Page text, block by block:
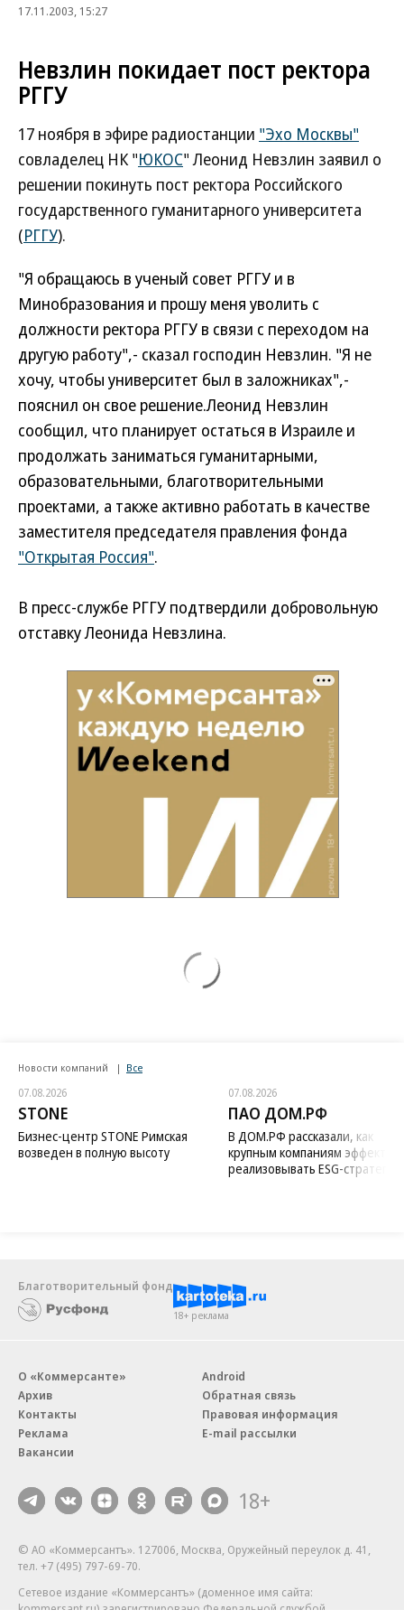
17.11.2003, 15:27
Невзлин покидает пост ректора
РГГУ
17 ноября в эфире радиостанции "Эхо Москвы"
совладелец НК "ЮКОС" Леонид Невзлин заявил о
решении покинуть пост ректора Российского
государственного гуманитарного университета
(РГГУ).
"Я обращаюсь в ученый совет РГГУ и в
Минобразования и прошу меня уволить с
должности ректора РГГУ в связи с переходом на
другую работу",- сказал господин Невзлин. "Я не
хочу, чтобы университет был в заложниках",-
пояснил он свое решение.Леонид Невзлин
сообщил, что планирует остаться в Израиле и
продолжать заниматься гуманитарными,
образовательными, благотворительными
проектами, а также активно работать в качестве
заместителя председателя правления фонда
"Открытая Россия".
В пресс-службе РГГУ подтвердили добровольную
отставку Леонида Невзлина.
Новости компаний Все
07.08.2026
STONE
Бизнес-центр STONE Римская
возведен в полную высоту
07.08.2026
ПАО ДОМ.РФ
В ДОМ.РФ рассказали, как
крупным компаниям
реализовывать ESG-стратегию
Благотворительный фонд
18+ реклама
О «Коммерсанте»
Архив
Контакты
Реклама
Вакансии
Android
Обратная связь
Правовая информация
E-mail рассылки
18+
© АО «Коммерсантъ». 127006, Москва, Оружейный переулок д. 41,
тел. +7 (495) 797-69-70.
Сетевое издание «Коммерсантъ» (доменное имя сайта:
kommersant.ru) зарегистрировано Федеральной службой